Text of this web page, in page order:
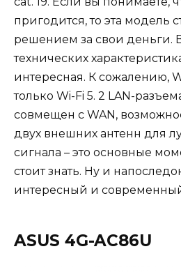
пригодится, то эта модель
решением за свои деньги.
технических
интересная. К сожалению,
только Wi-Fi 5. 2 LAN-
совмещен с WAN,
двух внешних антенн для
сигнала – это основные
стоит знать. Ну и
интересный и
ASUS 4G-AC86U